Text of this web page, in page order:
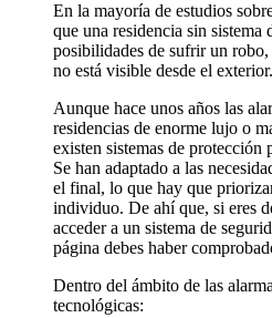
En la mayoría de estudios
que una residencia sin sistema
posibilidades de sufrir un
no está visible desde el exterior.
Aunque hace unos años las
residencias de enorme lujo o
existen sistemas de protección
Se han adaptado a las
el final, lo que hay que
individuo. De ahí que, si eres
acceder a un sistema de
página debes haber
Dentro del ámbito de las
tecnológicas: